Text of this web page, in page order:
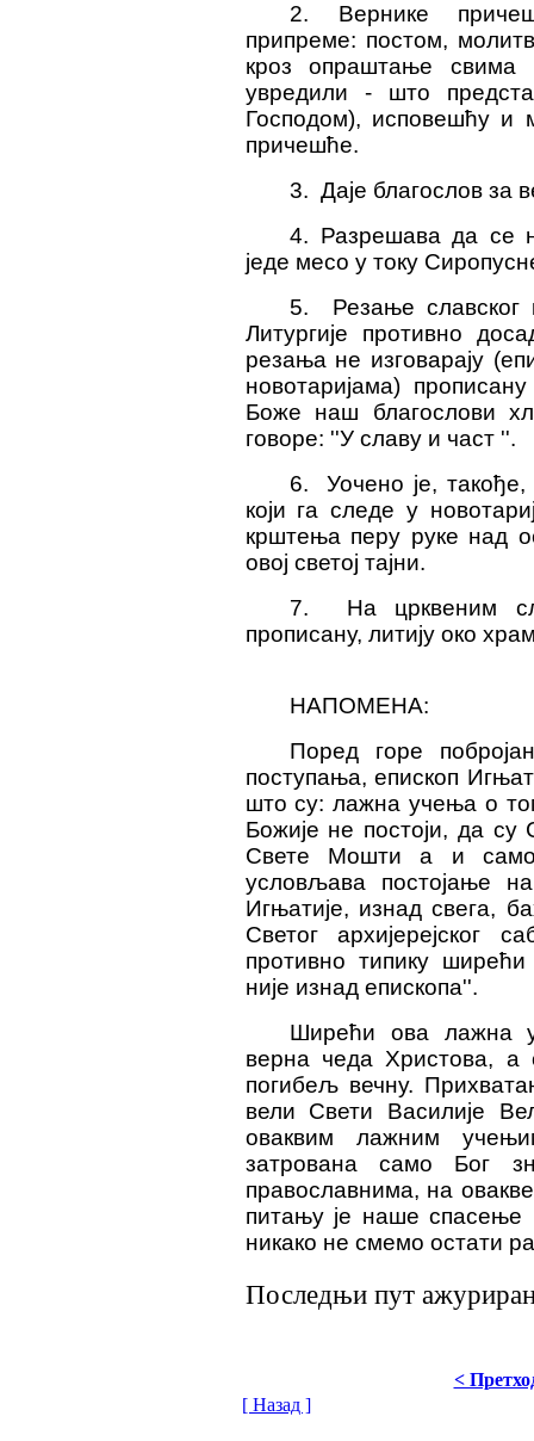
2. Вернике
припреме: постом,
кроз опраштање свима
увредили - што
Господом), исповешћу
причешће.
3. Даје благослов за
4. Разрешава да се
једе месо у току
5. Резање славског
Литургије противно
резања не изговарају
новотаријама)
Боже наш благослови
говоре: ''У славу и част ''.
6. Уочено је,
који га следе у
крштења перу руке над
овој светој тајни.
7. На црквеним
прописану, литију око
НАПОМЕНА:
Поред горе
поступања, епископ
што су: лажна учења о
Божије не постоји, да
Свете Мошти а и
условљава постојање
Игњатије, изнад свега,
Светог архијерејског
противно типику
није изнад епископа''.
Ширећи ова лажна
верна чеда Христова,
погибељ вечну.
вели Свети Василије
оваквим лажним
затрована само Бог
православнима, на
питању је наше
никако не смемо остати
Последњи пут
<
[ Назад ]